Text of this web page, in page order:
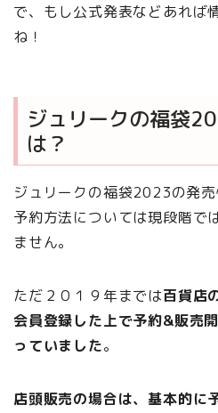
で、もし公式発表などあれば
ね！
ジュリークの福袋
は？
ジュリークの福袋2023の発売
予約方法については現段階で
ません。
ただ２０１９年までは百貨店
会員登録した上で予約&販売
っていました。
店頭販売の場合は、基本的に